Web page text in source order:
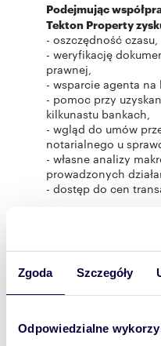
Zgoda Szczegóły
Odpowiedzialne
Podejmując
Tekton Property
- oszczędność czasu,
- weryfikację
prawnej,
- wsparcie agenta
- pomoc przy
kilkunastu bankach,
- wgląd do umów
notarialnego u
- własne analizy
prowadzonych
- dostęp do cen
poprowadzi Cię
Zapraszamy do
handlowej w
przedstawione dane